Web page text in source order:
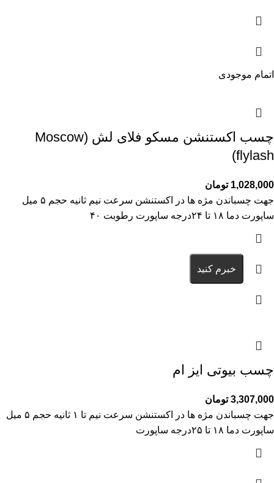
اتمام موجودی
چسب اکستنشن مسکو فلای لش (Moscow
flylash)
1,028,000 تومان
جهت چسباندن مژه ها در اکستنشن سرعت نیم ثانیه حجم ۵ میل
ساپورت دما ۱۸ تا ۲۴درجه ساپورت رطوبت ۴۰
خبرم کنید
چسب بیوتی ایز ام
3,307,000 تومان
جهت چسباندن مژه ها در اکستنشن سرعت نیم تا ۱ ثانیه حجم ۵ میل
ساپورت دما ۱۸ تا ۲۵درجه ساپورت